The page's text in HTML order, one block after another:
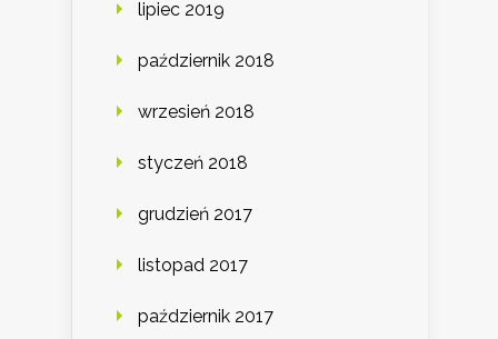
lipiec 2019
październik 2018
wrzesień 2018
styczeń 2018
grudzień 2017
listopad 2017
październik 2017